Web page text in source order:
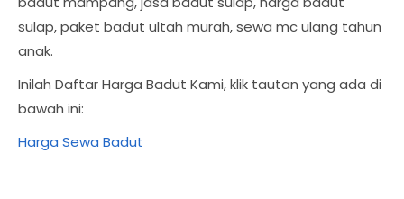
sulap, paket badut ultah murah, sewa mc ulang tahun
anak.
Inilah Daftar Harga Badut Kami, klik tautan yang ada di
bawah ini:
Harga Sewa Badut